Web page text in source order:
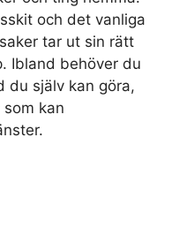
och det vanliga
tar ut sin rätt
Ibland behöver du
du själv kan göra,
kan